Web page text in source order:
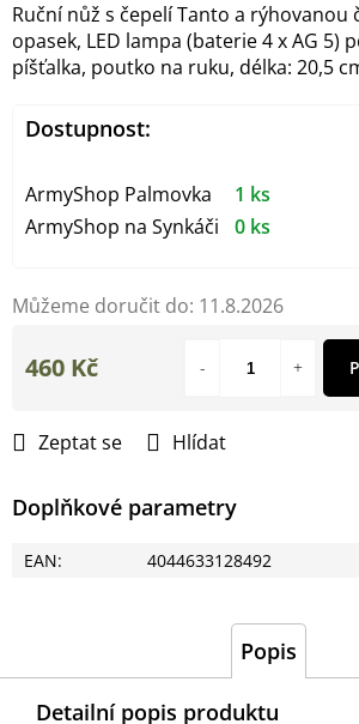
Můžeme doručit do: 11.8.2026
Ruční nůž s čepelí Tanto a rýhovanou
opasek, LED lampa (baterie 4 x AG 5)
píšťalka, poutko na ruku, délka: 20,5
Zeptat se Hlídat
Doplňkové parametry
EAN: 4044633128492
460 Kč
Dostupnost:
ArmyShop Palmovka
1 ks
ArmyShop na Synkáči
0 ks
Popis
Detailní popis produktu